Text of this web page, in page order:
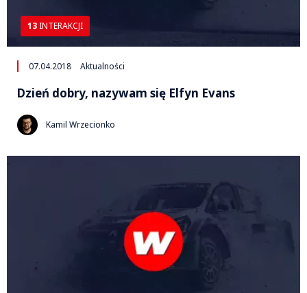
13 INTERAKCJI
07.04.2018 Aktualności
Dzień dobry, nazywam się Elfyn Evans
Kamil Wrzecionko